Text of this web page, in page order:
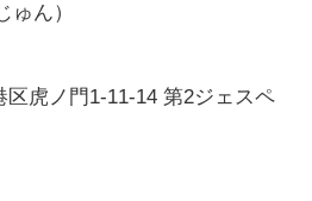
ん）
区虎ノ門1-11-14 第2ジェスペ